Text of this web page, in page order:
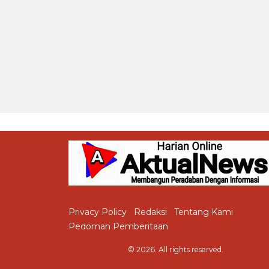
Privacy Policy Redaksi
Tentang Kami
Pedoman Pemberitaan
© 2026. All rights reserved.